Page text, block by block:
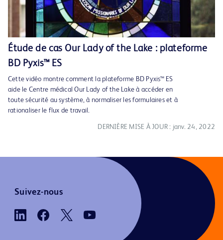
Play
Video
Étude de cas Our Lady of the Lake : plateforme
BD Pyxis™ ES
Cette vidéo montre comment la plateforme BD Pyxis™ ES
aide le Centre médical Our Lady of the Lake à accéder en
toute sécurité au système, à normaliser les formulaires et à
rationaliser le flux de travail.
DERNIÈRE MISE À JOUR : janv. 24, 2022
Suivez-nous